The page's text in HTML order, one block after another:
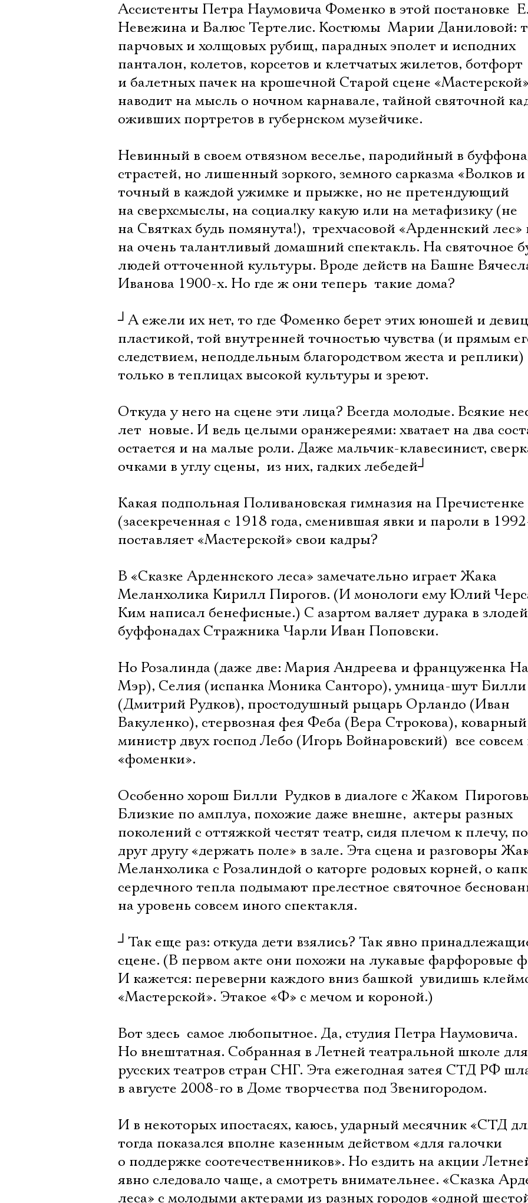
Ассистенты Петра Наумовича Фоменко в этой постановке 
Невежина и Валюс Тертелис. Костюмы  Марии Даниловой:
парчовых и холщовых рубищ, парадных эполет и исподних
панталон, колетов, корсетов и клетчатых жилетов, ботфорт
и балетных пачек на крошечной Старой сцене «Мастерской»
наводит на мысль о ночном карнавале, тайной святочной
оживших портретов в губернском музейчике.
Невинный в своем отвязном веселье, пародийный в
страстей, но лишенный зоркого, земного сарказма «Волков и
точный в каждой ужимке и прыжке, но не претендующий
на сверхсмыслы, на социалку какую или на метафизику (не
на Святках будь помянута!),  трехчасовой «Арденнский
на очень талантливый домашний спектакль. На святочное
людей отточенной культуры. Вроде действ на Башне
Иванова 1900-х. Но где ж они теперь  такие дома?
┘ А ежели их нет, то где Фоменко берет этих юношей и
пластикой, той внутренней точностью чувства (и прямым
следствием, неподдельным благородством жеста и реплики)
только в теплицах высокой культуры и зреют.
Откуда у него на сцене эти лица? Всегда молодые. Всякие
лет  новые. И ведь целыми оранжереями: хватает на два
остается и на малые роли. Даже мальчик-клавесинист,
очками в углу сцены,  из них, гадких лебедей┘
Какая подпольная Поливановская гимназия на Пречистенке
(засекреченная с 1918 года, сменившая явки и пароли в
поставляет «Мастерской» свои кадры?
В «Сказке Арденнского леса» замечательно играет Жака
Меланхолика Кирилл Пирогов. (И монологи ему Юлий
Ким написал бенефисные.) С азартом валяет дурака в
буффонадах Стражника Чарли Иван Поповски.
Но Розалинда (даже две: Мария Андреева и француженка
Мэр), Селия (испанка Моника Санторо), умница-шут Билли
(Дмитрий Рудков), простодушный рыцарь Орландо (Иван
Вакуленко), стервозная фея Феба (Вера Строкова), коварный
министр двух господ Лебо (Игорь Войнаровский)  все
«фоменки».
Особенно хорош Билли  Рудков в диалоге с Жаком 
Близкие по амплуа, похожие даже внешне,  актеры разных
поколений с оттяжкой честят театр, сидя плечом к плечу,
друг другу «держать поле» в зале. Эта сцена и разговоры
Меланхолика с Розалиндой о каторге родовых корней, о
сердечного тепла подымают прелестное святочное
на уровень совсем иного спектакля.
┘ Так еще раз: откуда дети взялись? Так явно
сцене. (В первом акте они похожи на лукавые фарфоровые
И кажется: переверни каждого вниз башкой  увидишь
«Мастерской». Этакое «Ф» с мечом и короной.)
Вот здесь  самое любопытное. Да, студия Петра Наумовича.
Но внештатная. Собранная в Летней театральной школе
русских театров стран СНГ. Эта ежегодная затея СТД РФ
в августе 2008-го в Доме творчества под Звенигородом.
И в некоторых ипостасях, каюсь, ударный месячник «СТД
тогда показался вполне казенным действом «для галочки
о поддержке соотечественников». Но ездить на акции
явно следовало чаще, а смотреть внимательнее. «Сказка
леса» с молодыми актерами из разных городов «одной
Имя